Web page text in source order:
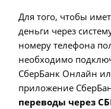
Для того, чтобы
деньги через
номеру телефона
необходимо
СберБанк Онлайн
приложение
переводы через